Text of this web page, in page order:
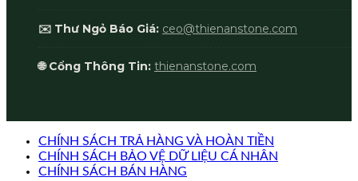
✉️ Thư Ngỏ Báo Giá: ceo@thienanstone.com
🌐 Cổng Thông Tin: thienanstone.com
CHÍNH SÁCH TRẢ HÀNG VÀ HOÀN TIỀN
CHÍNH SÁCH BẢO VỆ DỮ LIỆU CÁ NHÂN
CHÍNH SÁCH BÁN HÀNG